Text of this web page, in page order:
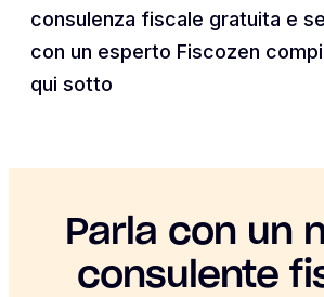
consulenza fiscale gratuita e
con un esperto Fiscozen
qui sotto
Parla con un
consulente